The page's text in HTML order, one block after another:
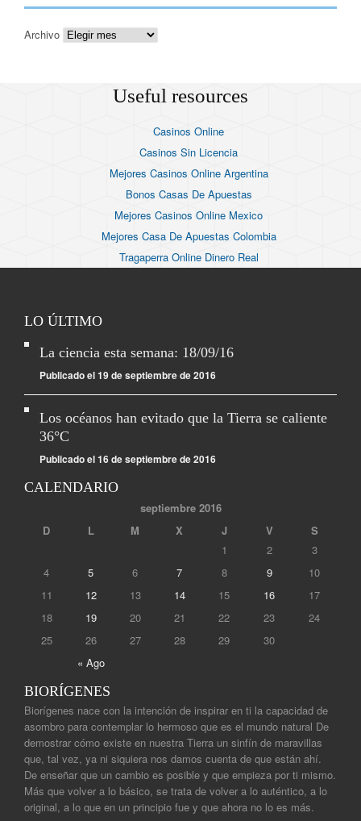
Archivo
Useful resources
Casinos Online
Casinos Sin Licencia
Mejores Casinos Online Argentina
Bonos Casas De Apuestas
Mejores Casinos Online Mexico
Mejores Casa De Apuestas Colombia
Tragaperra Online Dinero Real
LO ÚLTIMO
La ciencia esta semana: 18/09/16
Publicado el 19 de septiembre de 2016
Los océanos han evitado que la Tierra se caliente
36°C
Publicado el 16 de septiembre de 2016
CALENDARIO
septiembre 2016
D
L M X J V S
« Ago
1 2
3
4
5 6 7 8 9
10
11
12 13 14 15 16
17
18
19 20 21 22 23
24
25
26 27 28 29 30
BIORÍGENES
Biorígenes nace con la intención de inspirar en ti la capacidad de
asombro para contemplar lo hermoso que es el mundo natural De
demostrar cómo existe en nuestra Tierra un sinfín de maravillas
que, tal vez, ya ni siquiera nos damos cuenta de que están ahí.
De enseñar que un cambio es posible y que empieza por ti mismo.
Más que volver a lo básico, se trata de volver a lo auténtico, a lo
original, a lo que en un principio fue y que ahora no lo es más.